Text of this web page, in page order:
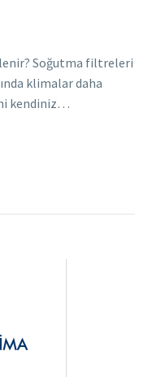
Soğutma filtreleri
klimalar daha
kendiniz…